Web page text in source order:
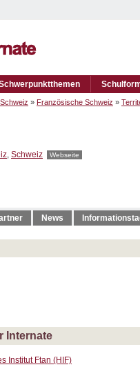
Schweiz » Französische Schweiz »
, Schweiz Webseite
News
Internate
Institut Ftan (HIF)